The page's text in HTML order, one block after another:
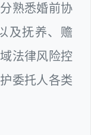
熟悉婚前协
及抚养、赡
法律风险控
委托人各类